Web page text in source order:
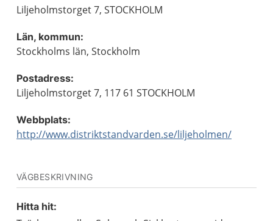
Liljeholmstorget 7, STOCKHOLM
Län, kommun:
Stockholms län, Stockholm
Postadress:
Liljeholmstorget 7, 117 61 STOCKHOLM
Webbplats:
http://www.distriktstandvarden.se/liljeholmen/
VÄGBESKRIVNING
Hitta hit: